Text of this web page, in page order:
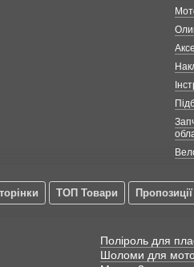
ТОП Товари Пропозиції
Поліроль для
Шоломи для